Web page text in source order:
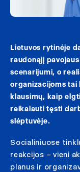
Lietuvos rytinėje
raudonąjį
scenarijumi, o
organizacijoms tai
klausimų, kaip
reikalauti tęsti
slėptuvėje.
Socialiniuose
reakcijos – vieni
planus ir